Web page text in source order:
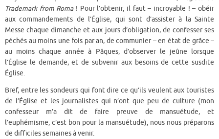
Trademark from Roma! Pour l’obtenir, il faut – incroyable ! – obéir
aux commandements de l’Église, qui sont d’assister à la Sainte
Messe chaque dimanche et aux jours d’obligation, de confesser ses
péchés au moins une fois par an, de communier – en état de grâce –
au moins chaque année à Pâques, d’observer le jeûne lorsque
l’Église le demande, et de subvenir aux besoins de cette susdite
Église.
Bref, entre les sondeurs qui font dire ce qu’ils veulent aux touristes
de l’Église et les journalistes qui n’ont que peu de culture (mon
confesseur m’a dit de faire preuve de mansuétude, et
l’euphémisme, c’est bon pour la mansuétude), nous nous préparons
de difficiles semaines à venir.